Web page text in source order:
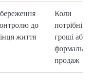
до
життя
Коли
потрібні
гроші або
продаж